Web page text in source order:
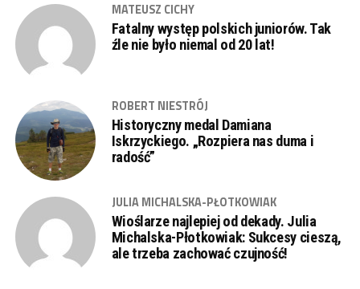
MATEUSZ CICHY
Fatalny występ polskich juniorów. Tak
źle nie było niemal od 20 lat!
ROBERT NIESTRÓJ
Historyczny medal Damiana
Iskrzyckiego. „Rozpiera nas duma i
radość”
JULIA MICHALSKA-PŁOTKOWIAK
Wioślarze najlepiej od dekady. Julia
Michalska-Płotkowiak: Sukcesy cieszą,
ale trzeba zachować czujność!